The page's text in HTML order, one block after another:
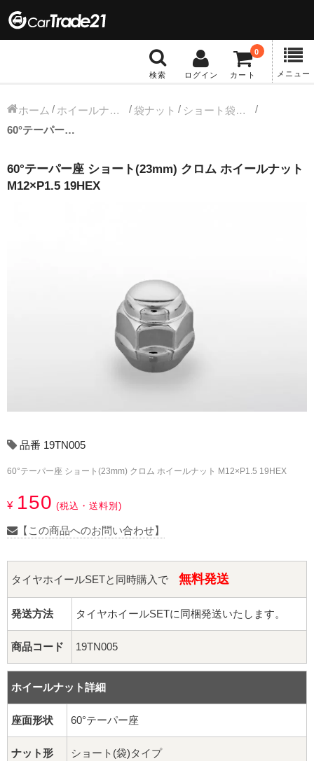
検索 ログイン カート
0
メニュー
冬タイヤホイール
13インチ：冬タイヤホイール
16インチ：冬タイヤホイール
17インチ：冬タイヤホイール
18インチ：冬タイヤホイール
13インチ：夏タイヤホイール
14インチ：夏タイヤホイール
16インチ：夏タイヤホイール
17インチ：夏タイヤホイール
ホーム ホイールナット 袋ナット
ショート袋ナット
60°テーパー座 ショート(23mm) クロム ホイールナット M12×P1.5 19HEX
60°テーパー座 ショート(23mm) クロム ホイールナット
M12×P1.5 19HEX
品番 19TN005
60°テーパー座 ショート(23mm) クロム ホイールナット M12×P1.5 19HEX
¥ 150 (税込・送料別)
【この商品へのお問い合わせ】
タイヤホイールSETと同時購入で 無料発送
発送方法 タイヤホイールSETに同梱発送いたします。
商品コード 19TN005
ホイールナット詳細
座面形状 60°テーパー座
ナット形
ショート(袋)タイプ